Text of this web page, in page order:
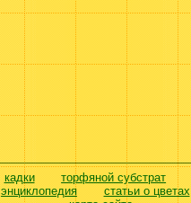
кадки торфяной субстрат
энциклопедия статьи о цветах